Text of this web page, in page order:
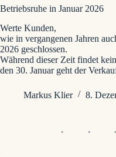
Betriebsruhe in Januar 2026
Werte Kunden,
wie in vergangenen Jahren
2026 geschlossen.
Während dieser Zeit findet
den 30. Januar geht der
Markus Klier 8.